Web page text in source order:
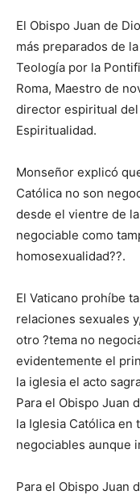
El Obispo Juan de
más preparados de
Teología por la
Roma, Maestro de
director espiritual
Espiritualidad.
Monseñor explicó
Católica no son
desde el vientre de
negociable como
homosexualidad??.
El Vaticano prohíbe
relaciones sexuales
otro ?tema no
evidentemente el
la iglesia el acto
Para el Obispo Juan
la Iglesia Católica en
negociables aunque
Para el Obispo Juan